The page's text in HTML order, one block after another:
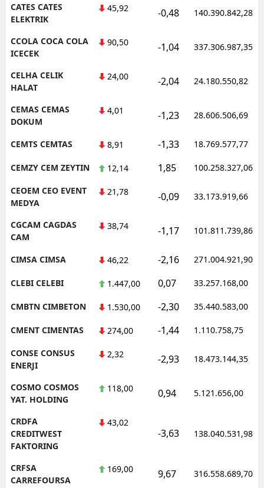
CATES CATES
ELEKTRIK
45,92 -0,48 140.390.842,28
CCOLA COCA COLA
ICECEK
90,50 -1,04 337.306.987,35
CELHA CELIK
HALAT
24,00 -2,04 24.180.550,82
CEMAS CEMAS
DOKUM
4,01 -1,23 28.606.506,69
CEMTS CEMTAS 8,91 -1,33 18.769.577,77
CEMZY CEM ZEYTIN 12,14 1,85 100.258.327,06
CEOEM CEO EVENT
MEDYA
21,78 -0,09 33.173.919,66
CGCAM CAGDAS
CAM
38,74 -1,17 101.811.739,86
CIMSA CIMSA 46,22 -2,16 271.004.921,90
CLEBI CELEBI 1.447,00 0,07 33.257.168,00
CMBTN CIMBETON 1.530,00 -2,30 35.440.583,00
CMENT CIMENTAS 274,00 -1,44 1.110.758,75
CONSE CONSUS
ENERJI
2,32 -2,93 18.473.144,35
COSMO COSMOS
YAT. HOLDING
118,00 0,94 5.121.656,00
CRDFA
CREDITWEST
FAKTORING
43,02
-3,63 138.040.531,98
CRFSA
CARREFOURSA
169,00 9,67 316.558.689,70